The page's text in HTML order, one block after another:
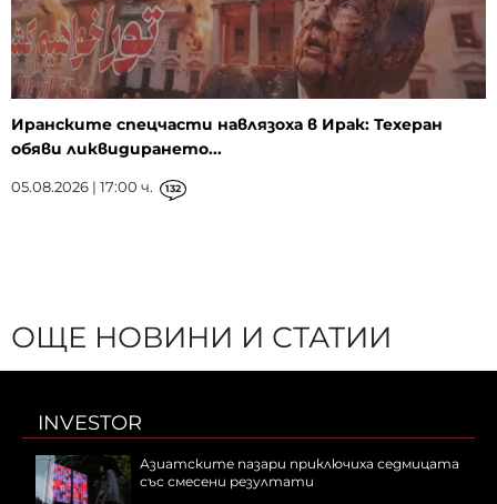
Иранските спецчасти навлязоха в Ирак: Техеран
обяви ликвидирането...
05.08.2026 | 17:00 ч. 132
ОЩЕ НОВИНИ И СТАТИИ
INVESTOR
Азиатските пазари приключиха седмицата
със смесени резултати